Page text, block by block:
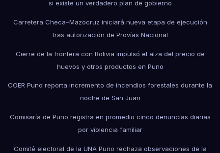
si existe un verdadero plan de gobierno
Carretera Checa–Mazocruz iniciará nueva etapa de ejecución
tras autorización de Provías Nacional
Cierre de la frontera con Bolivia impulsó el alza del precio de
huevos y otros productos en Puno
COER Puno reporta incremento de incendios forestales durante la
noche de San Juan
Comisaría de Puno registra en promedio cinco denuncias diarias
por violencia familiar
Comité electoral de la UNA Puno rechaza observaciones de la